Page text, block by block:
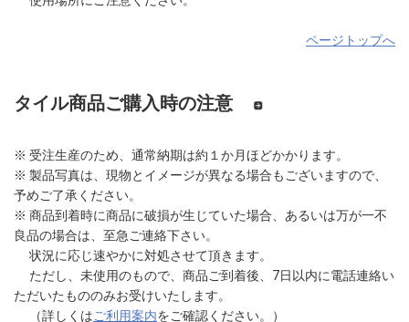
ページトップへ
タイル商品ご購入時の注意
※ 受注生産のため、通常納期は約１か月ほどかかります。
※ 製品写真は、現物とイメージが異なる場合もございますので、
予めご了承ください。
※ 商品到着時に商品に破損が生じていた場合、あるいは万が一不
良品の場合は、至急ご連絡下さい。
状況に応じ速やかに対処させて頂きます。
ただし、未使用のもので、商品ご到着後、7日以内に電話連絡い
ただいたもののみお受けいたします。
（詳しくはご利用案内をご確認ください。）